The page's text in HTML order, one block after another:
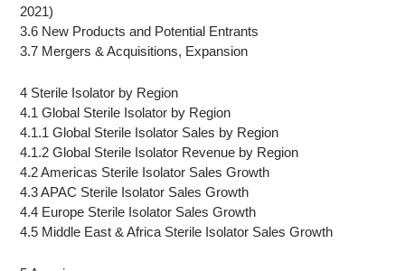
2021)
3.6 New Products and Potential Entrants
3.7 Mergers & Acquisitions, Expansion
4 Sterile Isolator by Region
4.1 Global Sterile Isolator by Region
4.1.1 Global Sterile Isolator Sales by Region
4.1.2 Global Sterile Isolator Revenue by Region
4.2 Americas Sterile Isolator Sales Growth
4.3 APAC Sterile Isolator Sales Growth
4.4 Europe Sterile Isolator Sales Growth
4.5 Middle East & Africa Sterile Isolator Sales Growth